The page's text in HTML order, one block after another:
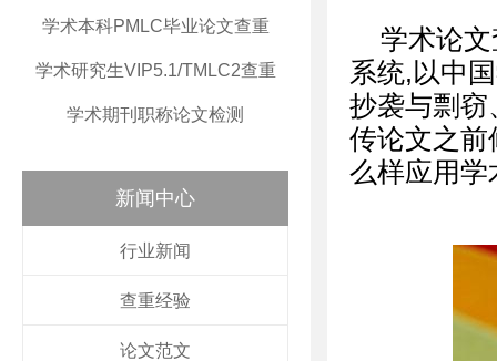
学术本科PMLC毕业论文查重
学术研究生VIP5.1/TMLC2查重
学术期刊职称论文检测
新闻中心
行业新闻
查重经验
论文范文
学术论
系统,以中
抄袭与剽窃
传论文之前
么样应用学